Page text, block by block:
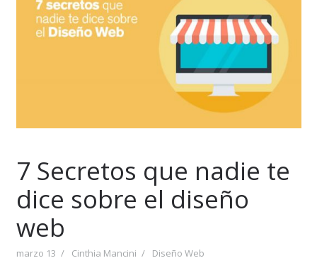
7 Secretos que nadie te
dice sobre el diseño
web
marzo 13 Cinthia Mancini Diseño Web